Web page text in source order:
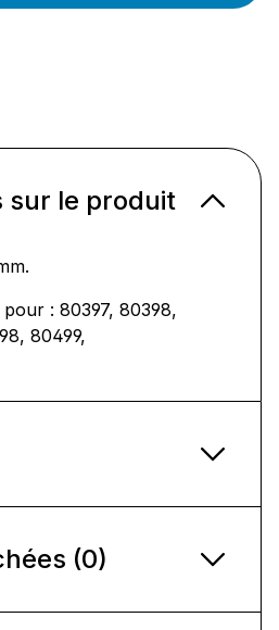
sur le produit
: 80397, 80398,
80499,
(0)